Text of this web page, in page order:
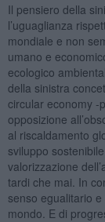
Il pensiero della
l’uguaglianza
mondiale e non
umano e
ecologico
della sinistra
circular economy -
opposizione
al riscaldamento
sviluppo
valorizzazione
tardi che mai. In
senso egualitario
mondo. E di